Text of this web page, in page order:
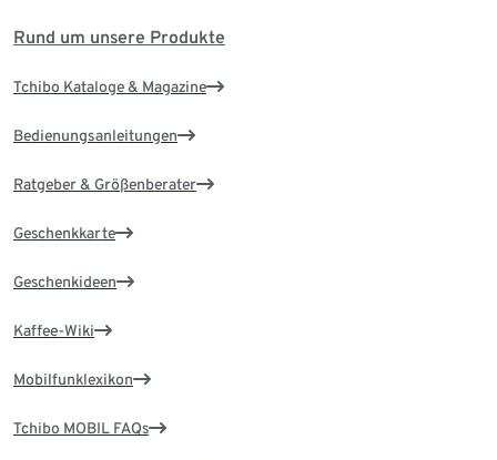
Rund um unsere Produkte
Tchibo Kataloge & Magazine
Bedienungsanleitungen
Ratgeber & Größenberater
Geschenkkarte
Geschenkideen
Kaffee-Wiki
Mobilfunklexikon
Tchibo MOBIL FAQs